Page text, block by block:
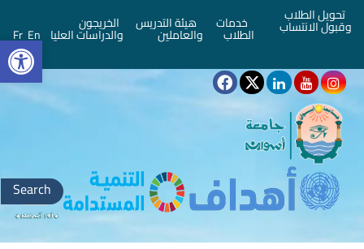
تحويل الطلاب
وقبول الانتساب خدمات
الطلاب
هيئة التدريس
والعاملين
الخريجون
والدراسات العليا En
Fr
Search
for: